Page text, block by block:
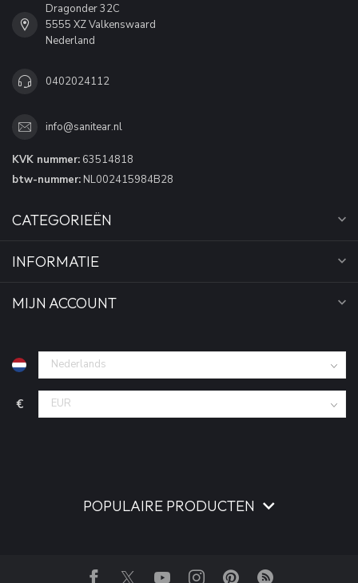
Dragonder 32C
5555 XZ Valkenswaard
Nederland
0402024112
info@sanitear.nl
KVK nummer: 63514818
btw-nummer: NL002415984B28
CATEGORIEËN
INFORMATIE
MIJN ACCOUNT
€
POPULAIRE PRODUCTEN